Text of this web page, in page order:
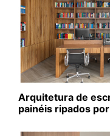
Arquitetura de
painéis ripados